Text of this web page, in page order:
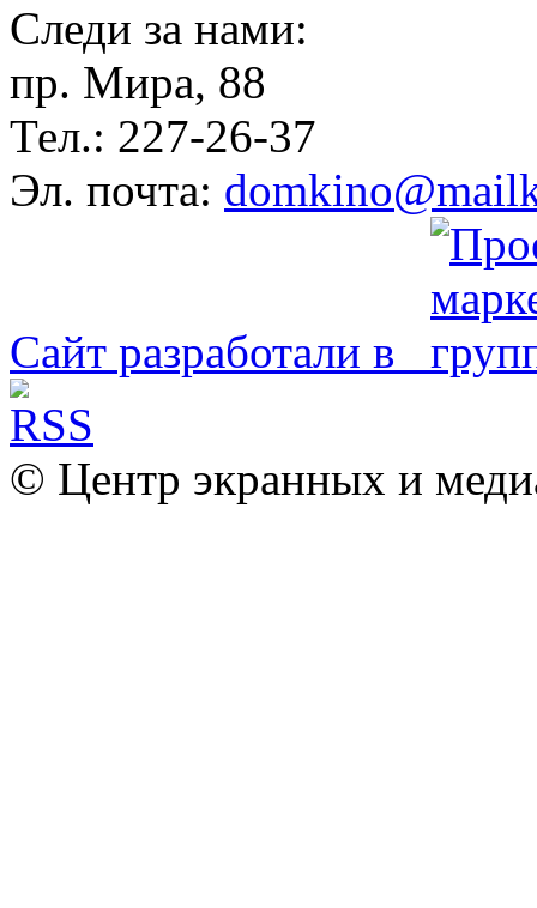
Следи за нами:
пр. Мира, 88
Тел.: 227-26-37
Эл. почта:
Сайт разработали в
© Центр экранных и